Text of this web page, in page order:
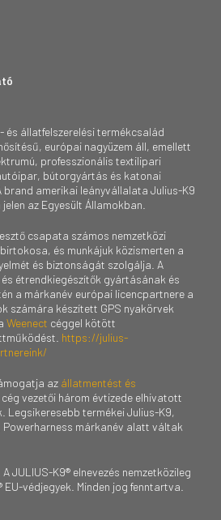
és állatfelszerelési termékcsalád
európai nagyüzem áll, emellett
professzionális textilipari
bútorgyártás és katonai
brand amerikai leányvállalata Julius-K9
az Egyesült Államokban.
csapata számos nemzetközi
és munkájuk közismerten a
és biztonságát szolgálja. A
étrendkiegészítők gyártásának és
a márkanév európai licencpartnere a
számára készített GPS nyakörvek
Weenect céggel kötött
https://julius-
az állatmentést és
cég vezetői három évtizede elhivatott
Legsikeresebb termékei Julius-K9,
Powerharness márkanév alatt váltak
JULIUS-K9® elnevezés nemzetközileg
EU-védjegyek. Minden jog fenntartva.